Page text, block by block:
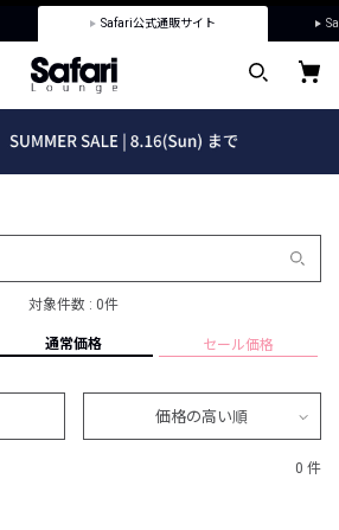
Safari公式通販サイト
対象件数 : 0件
通常価格 セール価格
価格の高い順
0 件